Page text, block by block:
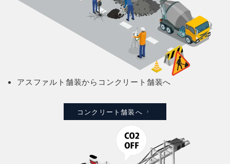
アスファルト舗装からコンクリート舗装へ
コンクリート舗装へ